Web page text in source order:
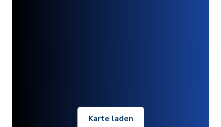
Karte laden